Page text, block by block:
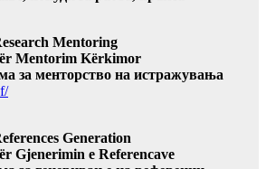
Mentoring
Mentorim Kërkimor
за менторство на истражувања
Generation
Gjenerimin e Referencave